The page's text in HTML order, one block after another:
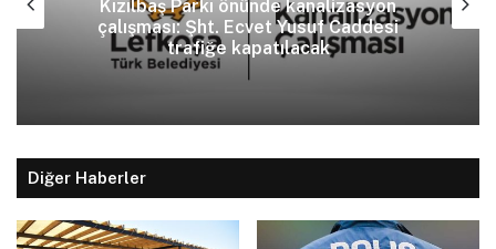
Kızılbaş Parkı önünde kanalizasyon
çalışması: Şht. Ecvet Yusuf Caddesi
trafiğe kapatılacak
Diğer Haberler